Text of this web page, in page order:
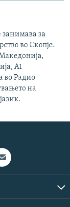
занимава за
во Скопје.
А1
во Радио
на